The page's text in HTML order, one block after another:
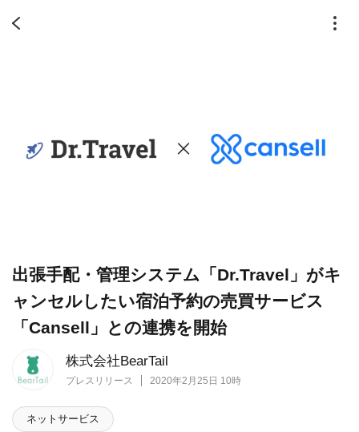
株式会社BearTail
プレスリリース 2020年2月25日 10時
出張手配・管理システム「Dr.Travel」がキ
ャンセルしたい宿泊予約の売買サービス
「Cansell」との連携を開始
ネットサービス